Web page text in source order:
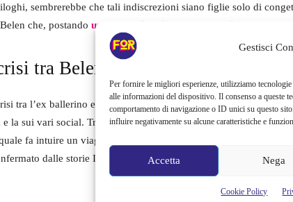
Gestisci
Per fornire le migliori esperienze, utilizziamo
alle informazioni del dispositivo. Il consenso a queste
comportamento di navigazione o ID unici su questo
influire negativamente su alcune caratteristiche e
Accetta Nega
Cookie Policy
sembrerebbe che tali indiscrezioni siano figlie solo di
che, postando una foto sui social, svela la verità.
tra Belen e Stefano?
tra l’ex ballerino e la showgirl argentina sembrano essere state
la sui vari social. Tra questi indizi, innanzitutto, il commento
fa intuire un viaggio di Belen e Santiago a Napoli, dove si
dalle storie Instagram di Belen, che la ritraggono